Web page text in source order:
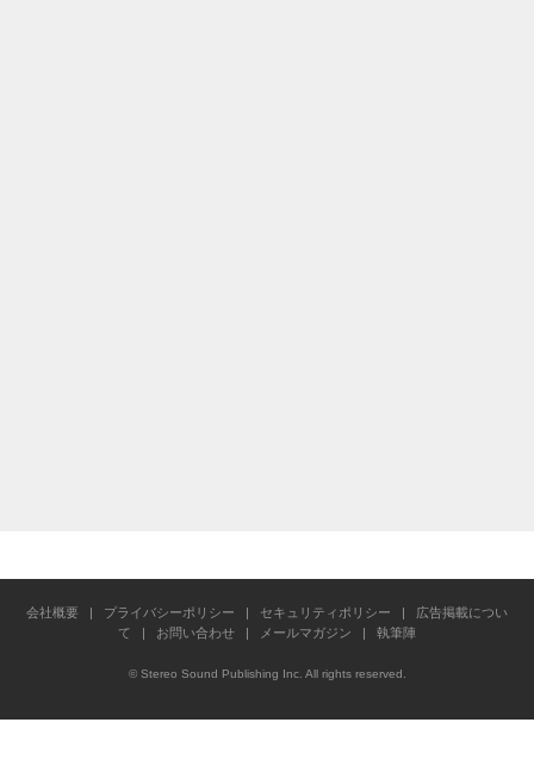
会社概要 プライバシーポリシー セキュリティポリシー
広告掲載につい
て
お問い合わせ メールマガジン 執筆陣
© Stereo Sound Publishing Inc. All rights reserved.